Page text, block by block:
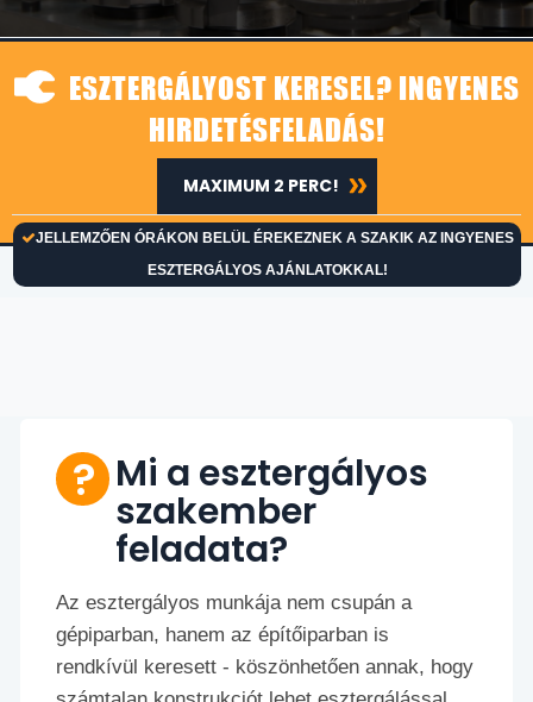
ESZTERGÁLYOST KERESEL? INGYENES
HIRDETÉSFELADÁS!
JELLEMZŐEN ÓRÁKON BELÜL ÉREKEZNEK A SZAKIK AZ INGYENES
ESZTERGÁLYOS AJÁNLATOKKAL!
MAXIMUM 2 PERC!
Mi a esztergályos
szakember
feladata?
Az esztergályos munkája nem csupán a
gépiparban, hanem az építőiparban is
rendkívül keresett - köszönhetően annak, hogy